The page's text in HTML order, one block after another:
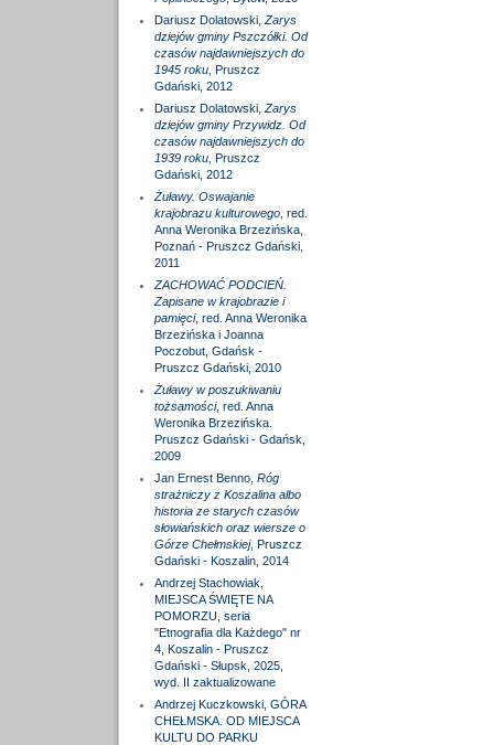
Dariusz Dolatowski, Zarys
dziejów gminy Pszczółki. Od
czasów najdawniejszych do
1945 roku, Pruszcz
Gdański, 2012
Dariusz Dolatowski, Zarys
dziejów gminy Przywidz. Od
czasów najdawniejszych do
1939 roku, Pruszcz
Gdański, 2012
Żuławy. Oswajanie
krajobrazu kulturowego, red.
Anna Weronika Brzezińska,
Poznań - Pruszcz Gdański,
2011
ZACHOWAĆ PODCIEŃ.
Zapisane w krajobrazie i
pamięci, red. Anna Weronika
Brzezińska i Joanna
Poczobut, Gdańsk -
Pruszcz Gdański, 2010
Żuławy w poszukiwaniu
tożsamości, red. Anna
Weronika Brzezińska.
Pruszcz Gdański - Gdańsk,
2009
Jan Ernest Benno, Róg
strażniczy z Koszalina albo
historia ze starych czasów
słowiańskich oraz wiersze o
Górze Chełmskiej, Pruszcz
Gdański - Koszalin, 2014
Andrzej Stachowiak,
MIEJSCA ŚWIĘTE NA
POMORZU, seria
"Etnografia dla Każdego" nr
4, Koszalin - Pruszcz
Gdański - Słupsk, 2025,
wyd. II zaktualizowane
Andrzej Kuczkowski, GÓRA
CHEŁMSKA. OD MIEJSCA
KULTU DO PARKU